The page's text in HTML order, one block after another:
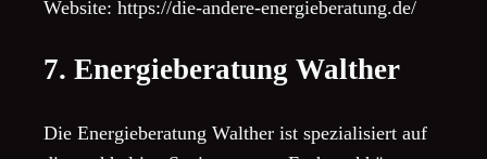
Website: https://die-andere-energieberatung.de/
7. Energieberatung Walther
Die Energieberatung Walther ist spezialisiert auf